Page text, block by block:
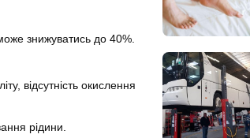
знижуватись до 40%.
відсутність окислення
рідини.